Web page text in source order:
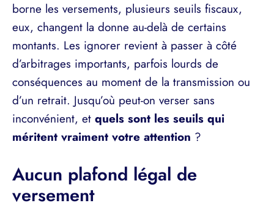
borne les versements, plusieurs seuils fiscaux,
eux, changent la donne au-delà de certains
montants. Les ignorer revient à passer à côté
d’arbitrages importants, parfois lourds de
conséquences au moment de la transmission ou
d’un retrait. Jusqu’où peut-on verser sans
inconvénient, et quels sont les seuils qui
méritent vraiment votre attention ?
Aucun plafond légal de
versement